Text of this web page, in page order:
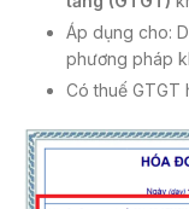
Áp dụng cho:
phương pháp
Có thuế GTGT